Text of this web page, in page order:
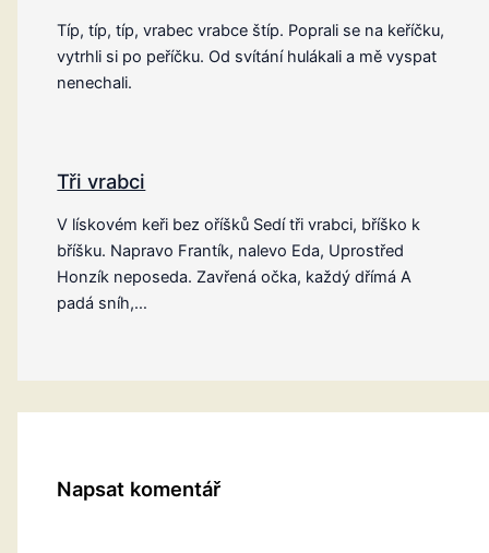
Típ, típ, típ, vrabec vrabce štíp. Poprali se na keříčku,
vytrhli si po peříčku. Od svítání hulákali a mě vyspat
nenechali.
Tři vrabci
V lískovém keři bez oříšků Sedí tři vrabci, bříško k
bříšku. Napravo Frantík, nalevo Eda, Uprostřed
Honzík neposeda. Zavřená očka, každý dřímá A
padá sníh,…
Napsat komentář